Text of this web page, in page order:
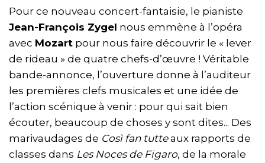
Pour ce nouveau concert-fantaisie, le pianiste
Jean-François Zygel nous emmène à l’opéra
avec Mozart pour nous faire découvrir le « lever
de rideau » de quatre chefs-d’œuvre ! Véritable
bande-annonce, l’ouverture donne à l’auditeur
les premières clefs musicales et une idée de
l’action scénique à venir : pour qui sait bien
écouter, beaucoup de choses y sont dites... Des
marivaudages de Così fan tutteaux rapports de
classes dans Les Noces de Figaro, de la morale